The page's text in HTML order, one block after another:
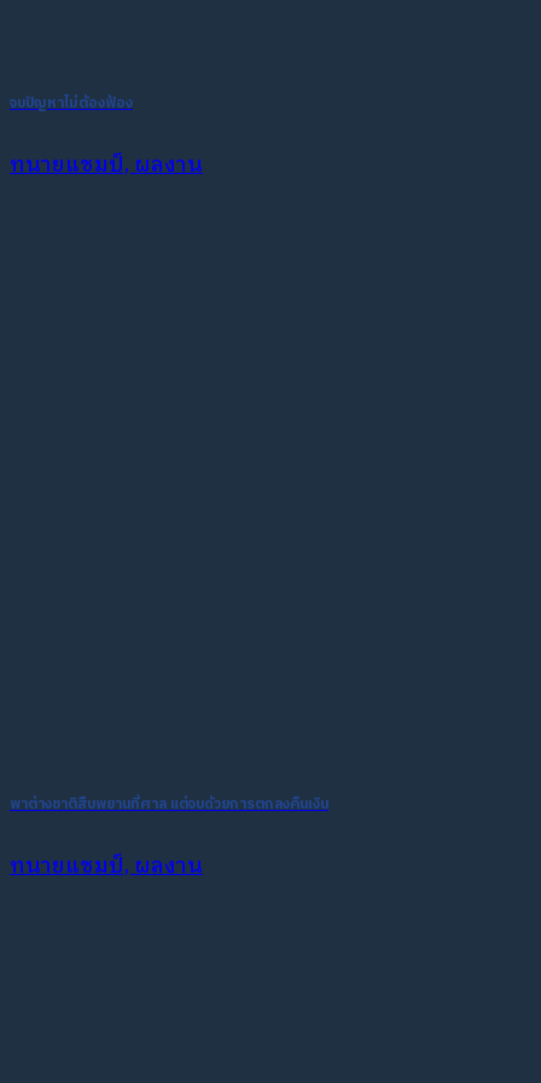
จบปัญหาไม่ต้องฟ้อง
ทนายแชมป์, ผลงาน
พาต่างชาติสืบพยานที่ศาล แต่จบด้วยการตกลงคืนเงิน
ทนายแชมป์, ผลงาน